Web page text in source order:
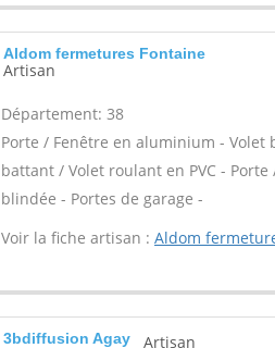
Aldom fermetures Fontaine
Artisan
Département: 38
Porte / Fenêtre en aluminium - Volet
battant / Volet roulant en PVC -
blindée - Portes de garage -
Voir la fiche artisan : Aldom
3bdiffusion Agay Artisan